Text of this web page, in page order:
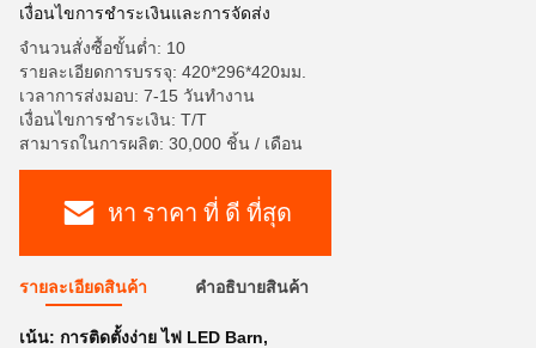
เงื่อนไขการชําระเงินและการจัดส่ง
จำนวนสั่งซื้อขั้นต่ำ: 10
รายละเอียดการบรรจุ: 420*296*420มม.
เวลาการส่งมอบ: 7-15 วันทำงาน
เงื่อนไขการชำระเงิน: T/T
สามารถในการผลิต: 30,000 ชิ้น / เดือน
หา ราคา ที่ ดี ที่สุด
รายละเอียดสินค้า คําอธิบายสินค้า
เน้น: การติดตั้งง่าย ไฟ LED Barn,